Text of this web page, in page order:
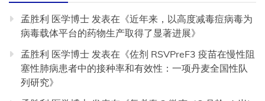
孟胜利 医学博士 发表在《近年来，以高度减毒痘病毒为
病毒载体平台的药物生产取得了显著进展》
孟胜利 医学博士 发表在《佐剂 RSVPreF3 疫苗在慢性阻
塞性肺病患者中的接种率和有效性：一项丹麦全国性队
列研究》